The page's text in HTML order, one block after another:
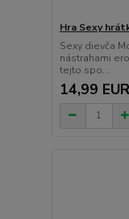
Hra Sexy
Sexy dievča
nástrahami
tejto spo...
14,99 EUR